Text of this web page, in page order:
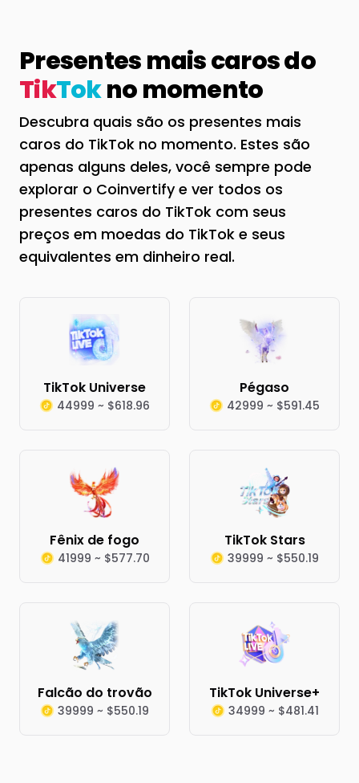
Presentes mais caros do
TikTokno momento
Descubra quais são os presentes mais
caros do TikTok no momento. Estes são
apenas alguns deles, você sempre pode
explorar o Coinvertify e ver todos os
presentes caros do TikTok com seus
preços em moedas do TikTok e seus
equivalentes em dinheiro real.
TikTok Universe
44999 ~ $618.96
Pégaso
42999 ~ $591.45
Fênix de fogo
41999 ~ $577.70
TikTok Stars
39999 ~ $550.19
Falcão do trovão
39999 ~ $550.19
TikTok Universe+
34999 ~ $481.41